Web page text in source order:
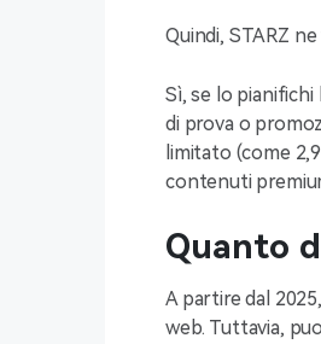
Quindi, STARZ
Sì, se lo
di prova o
limitato (come
contenuti
Quanto
A partire dal
web. Tuttavia,